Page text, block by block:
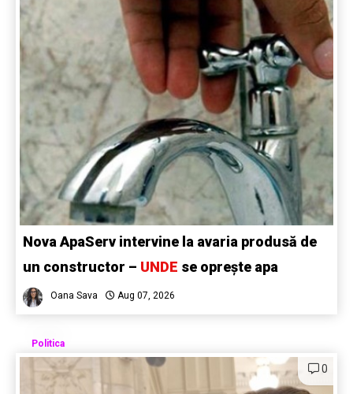
Nova ApaServ intervine la avaria produsă de
un constructor – UNDE se oprește apa
Oana Sava Aug 07, 2026
Politica
0